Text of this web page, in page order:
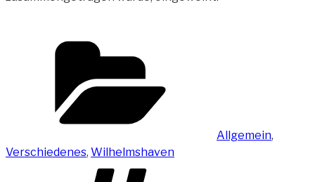
Allgemein,
Verschiedenes, Wilhelmshaven